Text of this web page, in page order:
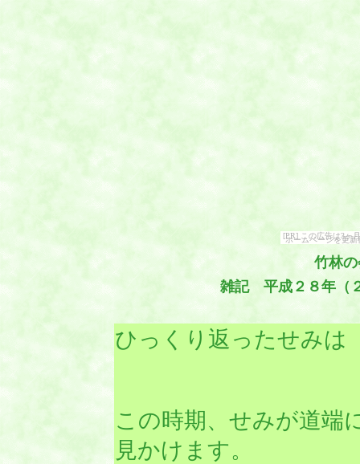
[PR] この広告は3ヶ
ホームページを更
竹林
雑記 平成２８年（
ひっくり返ったせみは
この時期、せみが道端
見かけます。